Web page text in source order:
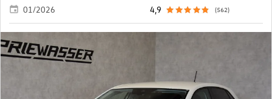
01/2026
4,9
(562)